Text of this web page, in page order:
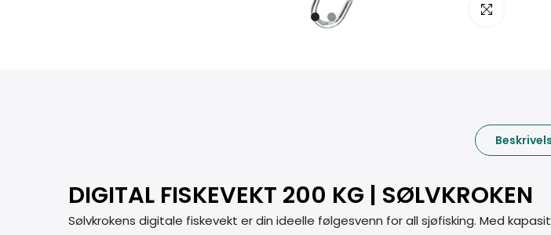
Klikk for å forstørre
DIGITAL FISKEVEKT 200 KG | SØLVKROKEN
Sølvkrokens digitale fiskevekt er din ideelle følgesvenn for all sjøfisking. Med